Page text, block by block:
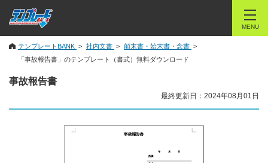
MENU
テンプレートBANK 社内文書
顛末書・始末書・念書
「事故報告書」のテンプレート（書式）無料ダウンロード
事故報告書
最終更新日：2024年08月01日